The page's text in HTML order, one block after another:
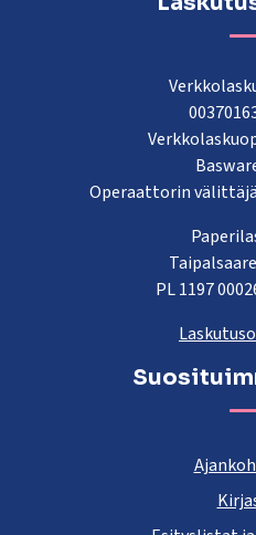
Operaattorin
PL 1197